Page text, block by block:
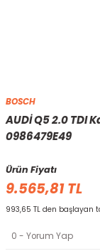
BOSCH
AUDİ Q5 2.0 TDI
0986479E49
Ürün Fiyatı
9.565,81 TL
993,65 TL den başlayan
0 - Yorum Yap